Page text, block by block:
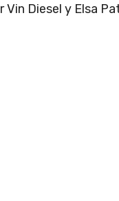
Diesel y Elsa